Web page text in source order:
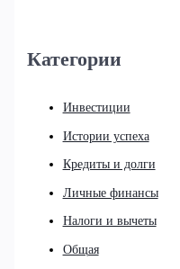
Категории
Инвестиции
Истории успеха
Кредиты и долги
Личные финансы
Налоги и вычеты
Общая